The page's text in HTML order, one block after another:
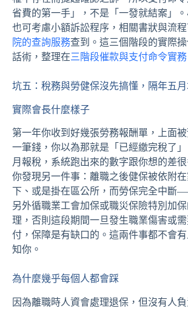
省費的第一手」，不是「一發就結案」
也可考慮小額訴訟程序，相關書狀與流
院的查詢服務查到。這三個階段的實際
話術，整理在三階段催款與支付命令實務
坑五：稅務與勞健保沒先搞懂，隔年五
實際會長什麼樣子
第一年你收到好幾張勞務報酬單，上面
一筆錢，你以為那就是「已經繳完稅了
月報稅，系統跑出來的數字跟你想的差
你發現另一件事：離職之後健保被依附
下、或是掛在區公所，而勞保完全中斷
另外循職業工會加保或職災保險特別加
理，否則這段期間一旦發生職業傷害或
付，保障是有缺口的。這兩件事都不會
知你。
為什麼幾乎每個人都會踩
因為離職時人資會處理退保，但沒有人